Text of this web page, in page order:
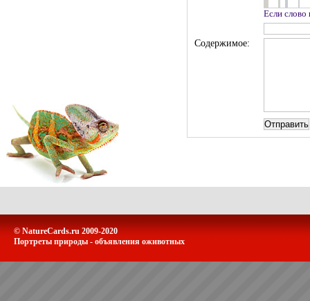
Если
Содержимое:
© NatureCards.ru 2009-2020
Портреты природы - объявления оживотных